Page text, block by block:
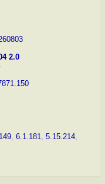
2.0
, 6.1.181, 5.15.214,